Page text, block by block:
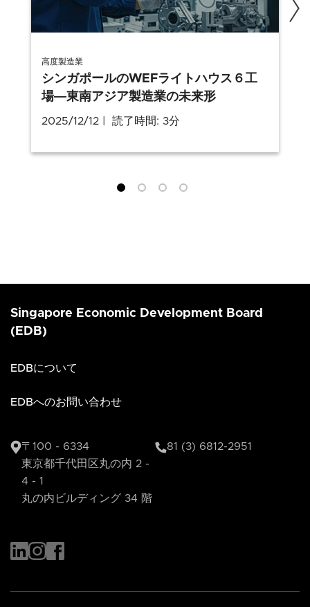
高度製造業
シンガポールのWEFライトハウス６工
場―東南アジア製造業の未来形
2025/12/12 読了時間: 3分
Singapore Economic Development Board
(EDB)
EDBについて
EDBへのお問い合わせ
〒100 - 6334
東京都千代田区丸の内 2 -
4 - 1
丸の内ビルディング 34 階
81 (3) 6812-2951